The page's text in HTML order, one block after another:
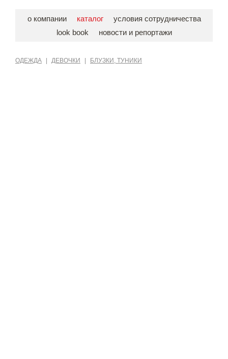
о компании каталог
условия сотрудничества
look book
новости и репортажи
ОДЕЖДА ДЕВОЧКИ БЛУЗКИ, ТУНИКИ